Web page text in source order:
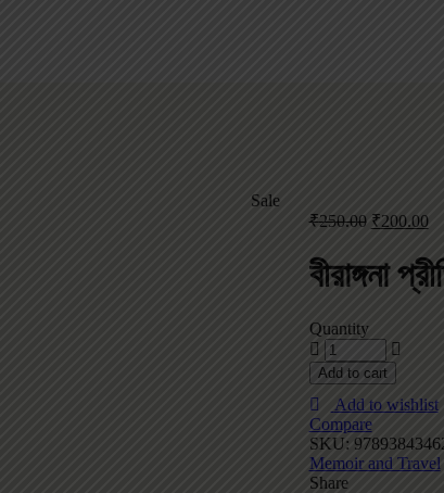
Sale
₹250.00 ₹200.00
Quantity
Add to cart
Add to wishlist
Compare
SKU:
Memoir and Travel
Share